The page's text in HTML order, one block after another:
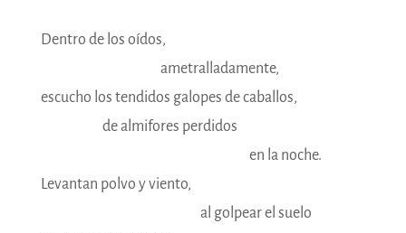
Dentro de los oídos,
ametralladamente,
escucho los tendidos galopes de caballos,
de almifores perdidos
en la noche.
Levantan polvo y viento,
al golpear el suelo